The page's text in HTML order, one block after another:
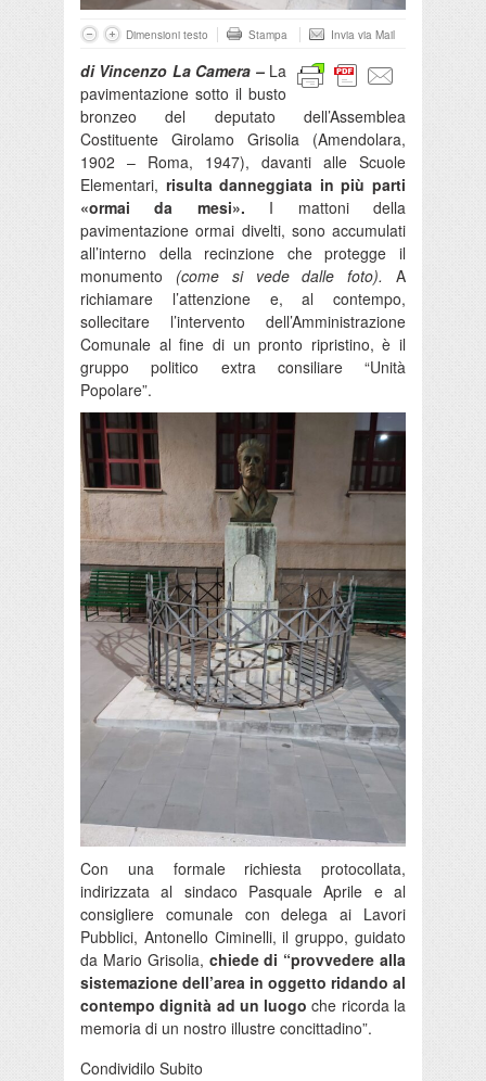
Dimensioni testo Stampa Invia via Mail
di Vincenzo La Camera –La
pavimentazione sotto il busto
bronzeo del deputato dell’Assemblea
Costituente Girolamo Grisolia (Amendolara,
1902 – Roma, 1947), davanti alle Scuole
Elementari, risulta danneggiata in più parti
«ormai da mesi». I mattoni della
pavimentazione ormai divelti, sono accumulati
all’interno della recinzione che protegge il
monumento (come si vede dalle foto).
A
richiamare l’attenzione e, al contempo,
sollecitare l’intervento dell’Amministrazione
Comunale al fine di un pronto ripristino, è il
gruppo politico extra consiliare “Unità
Popolare”.
Con una formale richiesta protocollata,
indirizzata al sindaco Pasquale Aprile e al
consigliere comunale con delega ai Lavori
Pubblici, Antonello Ciminelli, il gruppo, guidato
da Mario Grisolia, chiede di “provvedere alla
sistemazione dell’area in oggetto ridando al
contempo dignità ad un luogo che ricorda la
memoria di un nostro illustre concittadino”.
Condividilo Subito